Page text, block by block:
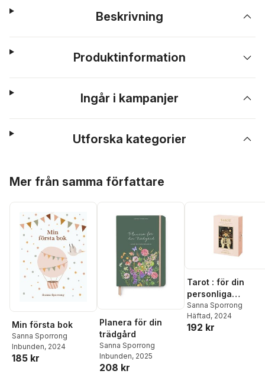
Beskrivning
Produktinformation
Ingår i kampanjer
Utforska kategorier
Mer från samma författare
Min första bok
Sanna Sporrong
Inbunden, 2024
185 kr
Planera för din
trädgård
Sanna Sporrong
Inbunden, 2025
208 kr
Tarot : för din
personliga
utveckling
Sanna Sporrong
Häftad, 2024
192 kr